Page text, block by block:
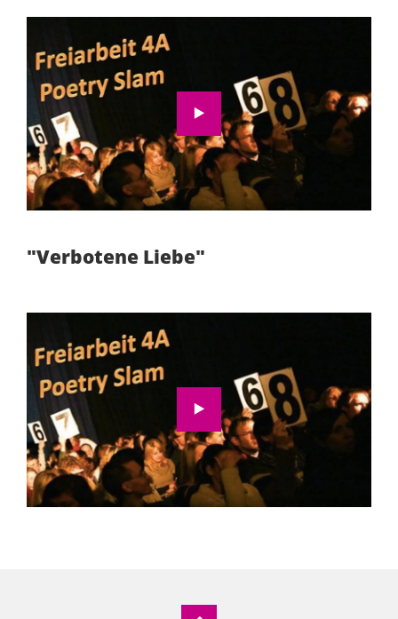
Wir möchten Sie darauf hinweisen, dass nach
der Aktivierung Daten an Youtube übermittelt
werden.
Zur Datenschutzerklärung
Video aktivieren
"Verbotene Liebe"
Wir möchten Sie darauf hinweisen, dass nach
der Aktivierung Daten an Youtube übermittelt
werden.
Zur Datenschutzerklärung
Video aktivieren